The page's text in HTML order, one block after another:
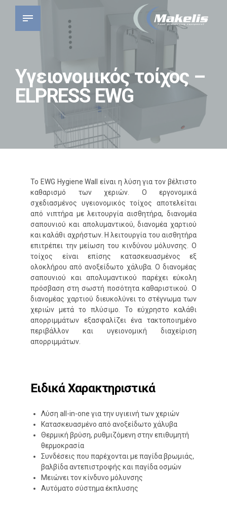
Υγειονομικός τοίχος –
ELPRESS EWG
Το EWG Hygiene Wall είναι η λύση για τον βέλτιστο
καθαρισμό των χεριών. Ο εργονομικά
σχεδιασμένος υγειονομικός τοίχος αποτελείται
από νιπτήρα με λειτουργία αισθητήρα, διανομέα
σαπουνιού και απολυμαντικού, διανομέα χαρτιού
και καλάθι αχρήστων. Η λειτουργία του αισθητήρα
επιτρέπει την μείωση του κινδύνου μόλυνσης. Ο
τοίχος είναι επίσης κατασκευασμένος εξ
ολοκλήρου από ανοξείδωτο χάλυβα. Ο διανομέας
σαπουνιού και απολυμαντικού παρέχει εύκολη
πρόσβαση στη σωστή ποσότητα καθαριστικού. Ο
διανομέας χαρτιού διευκολύνει το στέγνωμα των
χεριών μετά το πλύσιμο. Το εύχρηστο καλάθι
απορριμμάτων εξασφαλίζει ένα τακτοποιημένο
περιβάλλον και υγειονομική διαχείριση
απορριμμάτων.
Ειδικά Χαρακτηριστικά
Λύση all-in-one για την υγιεινή των χεριών
Κατασκευασμένο από ανοξείδωτο χάλυβα
Θερμική βρύση, ρυθμιζόμενη στην επιθυμητή
θερμοκρασία
Συνδέσεις που παρέχονται με παγίδα βρωμιάς,
βαλβίδα αντεπιστροφής και παγίδα οσμών
Μειώνει τον κίνδυνο μόλυνσης
Αυτόματο σύστημα έκπλυσης